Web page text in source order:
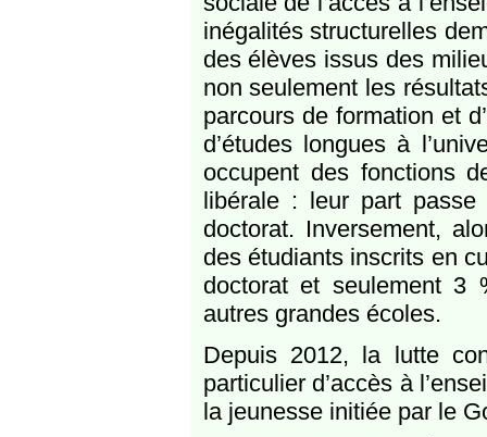
inégalités structurelles
des élèves issus des
non seulement les
parcours de formation et
d’études longues à
occupent des fonctions
libérale : leur part
doctorat. Inversement,
des étudiants inscrits en
doctorat et seulement 3
autres grandes écoles.
Depuis 2012, la lutte
particulier d’accès à
la jeunesse initiée par le